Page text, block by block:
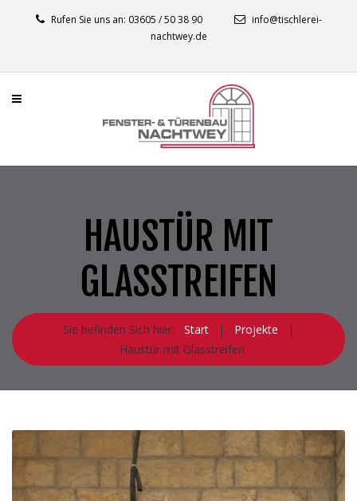
Rufen Sie uns an: 03605 / 50 38 90
info@tischlerei-
nachtwey.de
HAUSTÜR MIT
GLASSTREIFEN
Sie befinden Sich hier: Start | Projekte
|
Haustür mit Glasstreifen